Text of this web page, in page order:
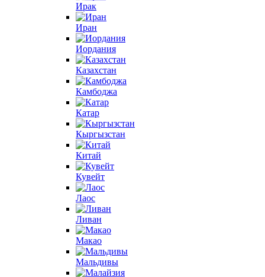
Ирак
Иран
Иордания
Казахстан
Камбоджа
Катар
Кыргызстан
Китай
Кувейт
Лаос
Ливан
Макао
Мальдивы